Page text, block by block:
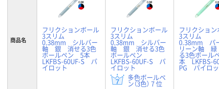
商品名
フリクションボール
3スリム
0.38mm シルバー
軸 銀 消せる3色
ボールペン 5本
LKFBS-60UF-S パ
イロット
フリクションボール
3スリム
0.38mm シルバー
軸 銀 消せる3色
ボールペン
LKFBS-60UF-S パ
イロット
多色ボールペ
ン（3色） 7 位
フリクショ
3スリム
0.38mm パ
リーン軸
る3色ボー
本 LKFBS-
PG パイロ